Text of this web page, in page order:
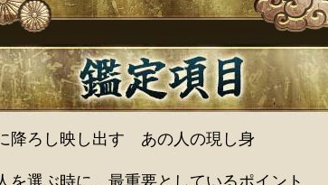
降ろし映し出す あの人の現し身
を選ぶ時に、最重要としているポイント